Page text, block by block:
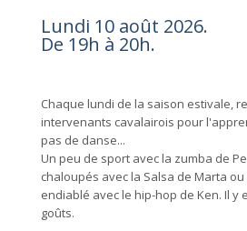
Lundi 10 août 2026.
De 19h à 20h.
Chaque lundi de la saison estivale,
intervenants cavalairois pour
pas de danse...
Un peu de sport avec la zumba de
chaloupés avec la Salsa de Marta
endiablé avec le hip-hop de Ken. Il y
goûts.